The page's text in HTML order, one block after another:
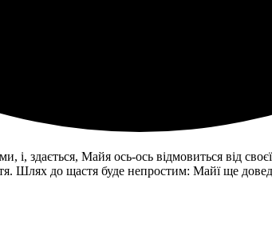
здається, Майя ось-ось відмовиться від
Шлях до щастя буде непростим: Майї ще